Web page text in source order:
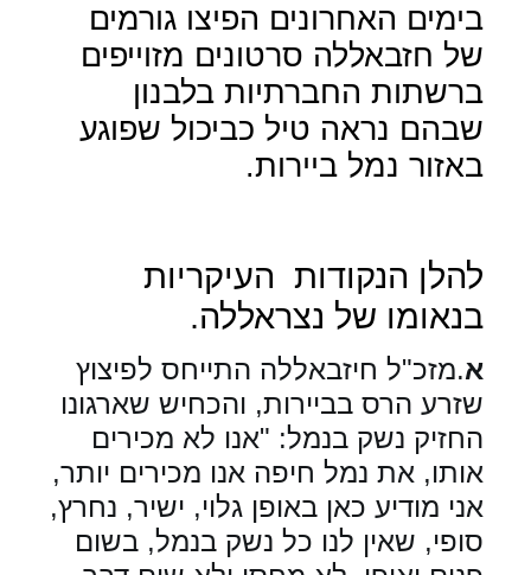
בימים האחרונים הפיצו גורמים
של חזבאללה סרטונים מזוייפים
ברשתות החברתיות בלבנון
שבהם נראה טיל כביכול שפוגע
באזור נמל ביירות.
להלן הנקודות העיקריות
בנאומו של נצראללה.
א.מזכ"ל חיזבאללה התייחס לפיצוץ
שזרע הרס בביירות, והכחיש שארגונו
החזיק נשק בנמל: "אנו לא מכירים
אותו, את נמל חיפה אנו מכירים יותר,
אני מודיע כאן באופן גלוי, ישיר, נחרץ,
סופי, שאין לנו כל נשק בנמל, בשום